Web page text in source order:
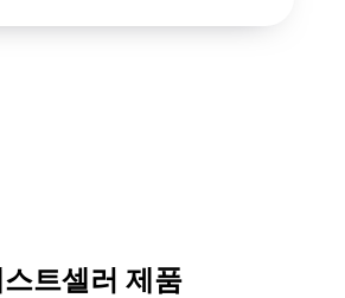
트셀러 제품